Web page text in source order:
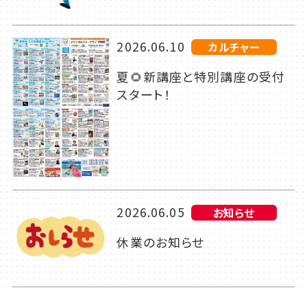
2026.06.10 カルチャー
夏🌻新講座と特別講座の受付
スタート！
2026.06.05 お知らせ
休業のお知らせ